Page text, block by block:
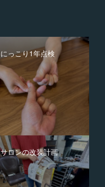
にっこり1年点検
サロンの改装計画